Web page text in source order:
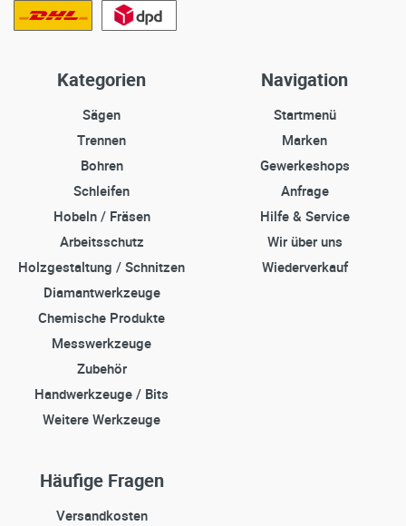
Kategorien
Sägen
Trennen
Bohren
Schleifen
Hobeln / Fräsen
Arbeitsschutz
Holzgestaltung / Schnitzen
Diamantwerkzeuge
Chemische Produkte
Messwerkzeuge
Zubehör
Handwerkzeuge / Bits
Weitere Werkzeuge
Navigation
Startmenü
Marken
Gewerkeshops
Anfrage
Hilfe & Service
Wir über uns
Wiederverkauf
Häufige Fragen
Versandkosten